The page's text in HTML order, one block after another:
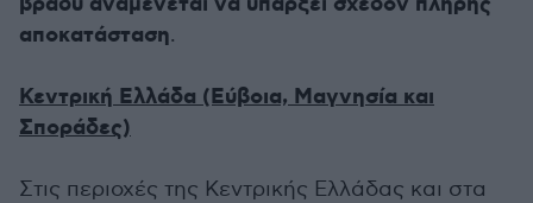
αποκατάσταση.
Κεντρική Ελλάδα (Εύβοια, Μαγνησία και
Σποράδες)
Στις περιοχές της Κεντρικής Ελλάδας και στα